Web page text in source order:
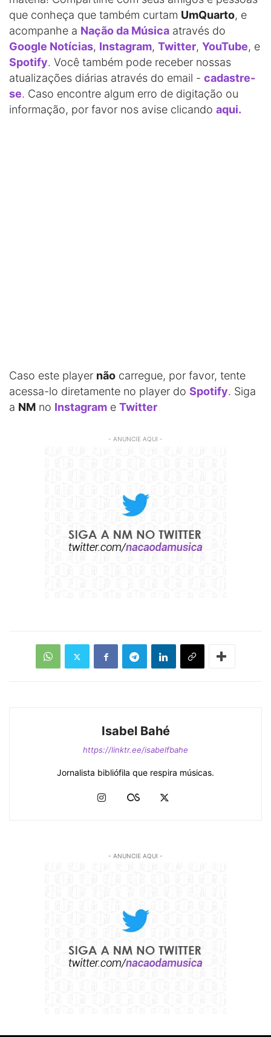
que conheça que também curtam UmQuarto, e
acompanhe a Nação da Música através do
Google Notícias, Instagram, Twitter, YouTube, e
Spotify. Você também pode receber nossas
atualizações diárias através do email - cadastre-
se. Caso encontre algum erro de digitação ou
informação, por favor nos avise clicando aqui.
Caso este player não carregue, por favor, tente
acessa-lo diretamente no player do Spotify. Siga
a NM no Instagram e Twitter
- ANUNCIE AQUI -
Isabel Bahé
https://linktr.ee/isabelfbahe
Jornalista bibliófila que respira músicas.
- ANUNCIE AQUI -